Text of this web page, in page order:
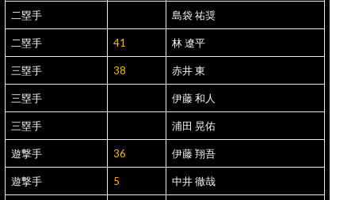
二塁手 島袋 祐奨
二塁手 41 林 遼平
三塁手 38 赤井 東
三塁手 伊藤 和人
三塁手 浦田 晃佑
遊撃手 36 伊藤 翔吾
遊撃手 5 中井 徹哉